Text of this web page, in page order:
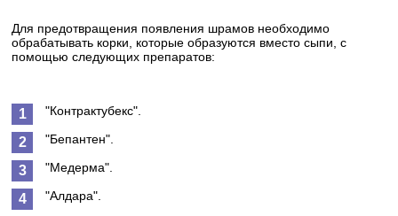
Для предотвращения появления шрамов необходимо
обрабатывать корки, которые образуются вместо сыпи, с
помощью следующих препаратов:
"Контрактубекс".
"Бепантен".
"Медерма".
"Алдара".